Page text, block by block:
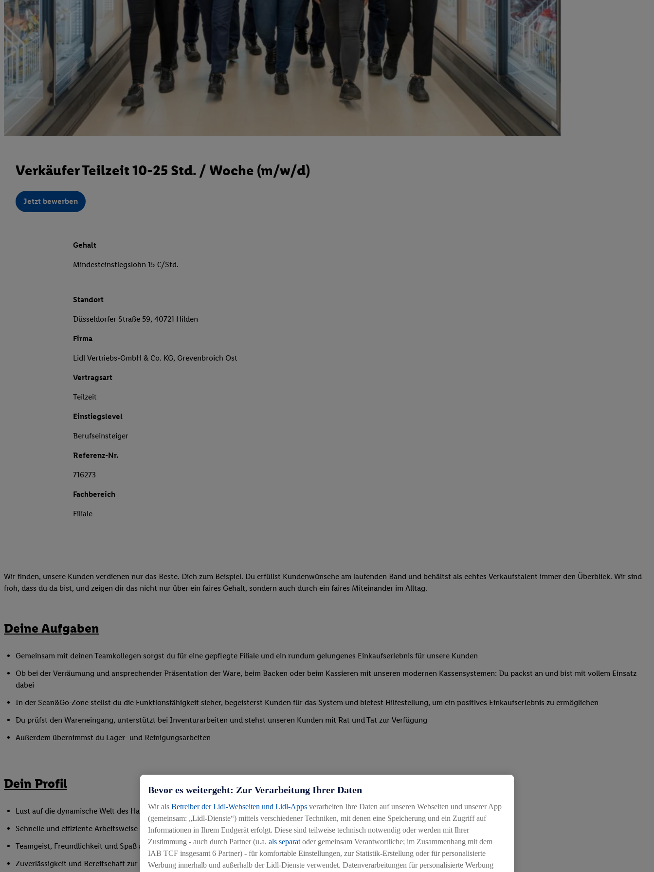
Verkäufer Teilzeit 10-25 Std. / Woche (m/w/d)
Jetzt bewerben
Gehalt
Mindesteinstiegslohn 15 €/Std.
Standort
Düsseldorfer Straße 59, 40721 Hilden
Firma
Lidl Vertriebs-GmbH & Co. KG, Grevenbroich Ost
Vertragsart
Teilzeit
Einstiegslevel
Berufseinsteiger
Referenz-Nr.
716273
Fachbereich
Filiale
Wir finden, unsere Kunden verdienen nur das Beste. Dich zum Beispiel. Du erfüllst Kundenwünsche am laufenden Band und behältst als echtes Verkaufstalent immer den Überblick. Wir sind
froh, dass du da bist, und zeigen dir das nicht nur über ein faires Gehalt, sondern auch durch ein faires Miteinander im Alltag.
Deine Aufgaben
Gemeinsam mit deinen Teamkollegen sorgst du für eine gepflegte Filiale und ein rundum gelungenes Einkaufserlebnis für unsere Kunden
Ob bei der Verräumung und ansprechender Präsentation der Ware, beim Backen oder beim Kassieren mit unseren modernen Kassensystemen: Du packst an und bist mit vollem Einsatz
dabei
In der Scan&Go-Zone stellst du die Funktionsfähigkeit sicher, begeisterst Kunden für das System und bietest Hilfestellung, um ein positives Einkaufserlebnis zu ermöglichen
Du prüfst den Wareneingang, unterstützt bei Inventurarbeiten und stehst unseren Kunden mit Rat und Tat zur Verfügung
Außerdem übernimmst du Lager- und Reinigungsarbeiten
Dein Profil
Lust auf die dynamische Welt des Handels, gerne auch als Quereinsteiger
Schnelle und effiziente Arbeitsweise sowie Anpassungsfähigkeit an wechselnde Aufgaben
Teamgeist, Freundlichkeit und Spaß am Umgang mit Menschen
Zuverlässigkeit und Bereitschaft zur Arbeit in flexiblen Schichtmodellen in Absprache mit der Führungskraft
Bevor es weitergeht: Zur Verarbeitung Ihrer Daten
Wir als Betreiber der Lidl-Webseiten und Lidl-Apps verarbeiten Ihre Daten auf unseren Webseiten und unserer App
(gemeinsam: „Lidl-Dienste“) mittels verschiedener Techniken, mit denen eine Speicherung und ein Zugriff auf
Informationen in Ihrem Endgerät erfolgt. Diese sind teilweise technisch notwendig oder werden mit Ihrer
Zustimmung - auch durch Partner (u.a. als separat oder gemeinsam Verantwortliche; im Zusammenhang mit dem
IAB TCF insgesamt 6 Partner) - für komfortable Einstellungen, zur Statistik-Erstellung oder für personalisierte
Werbung innerhalb und außerhalb der Lidl-Dienste verwendet. Datenverarbeitungen für personalisierte Werbung